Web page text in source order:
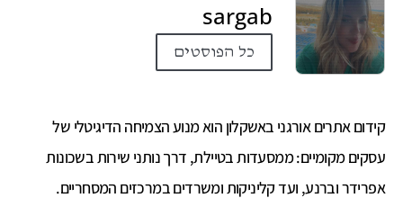
sargab
כל הפוסטים
קידום אתרים אורגני באשקלון הוא מנוע הצמיחה הדיגיטלי של
עסקים מקומיים: ממסעדות בטיילת, דרך נותני שירות בשכונות
אפרידר וברנע, ועד קליניקות ומשרדים במרכזים המסחריים.